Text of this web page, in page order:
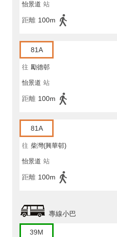
怡景道 站
距離 100m
81A
往 勵德邨
怡景道 站
距離 100m
81A
往 柴灣(興華邨)
怡景道 站
距離 100m
專線小巴
39M